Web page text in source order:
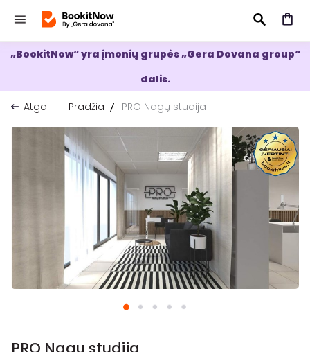
IEŠKOTI
„BookitNow“ yra įmonių grupės „Gera Dovana group“
dalis.
Atgal
Pradžia PRO Nagų studija